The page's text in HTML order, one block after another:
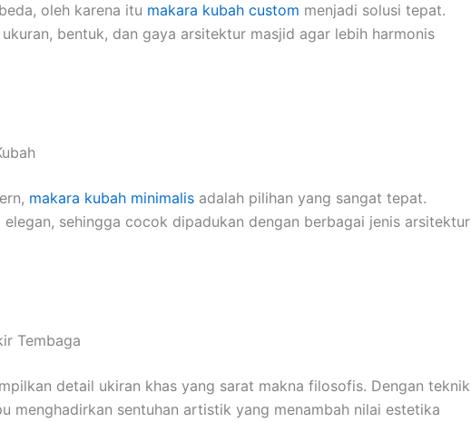
oleh karena itu makara kubah custom menjadi solusi tepat.
bentuk, dan gaya arsitektur masjid agar lebih harmonis
makara kubah minimalis adalah pilihan yang sangat tepat.
elegan, sehingga cocok dipadukan dengan berbagai jenis arsitektur
Tembaga
detail ukiran khas yang sarat makna filosofis. Dengan teknik
menghadirkan sentuhan artistik yang menambah nilai estetika